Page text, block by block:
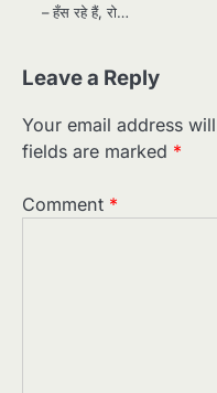
– हँस रहे हैं, रो…
Leave a Reply
Your email address
fields are marked *
Comment *